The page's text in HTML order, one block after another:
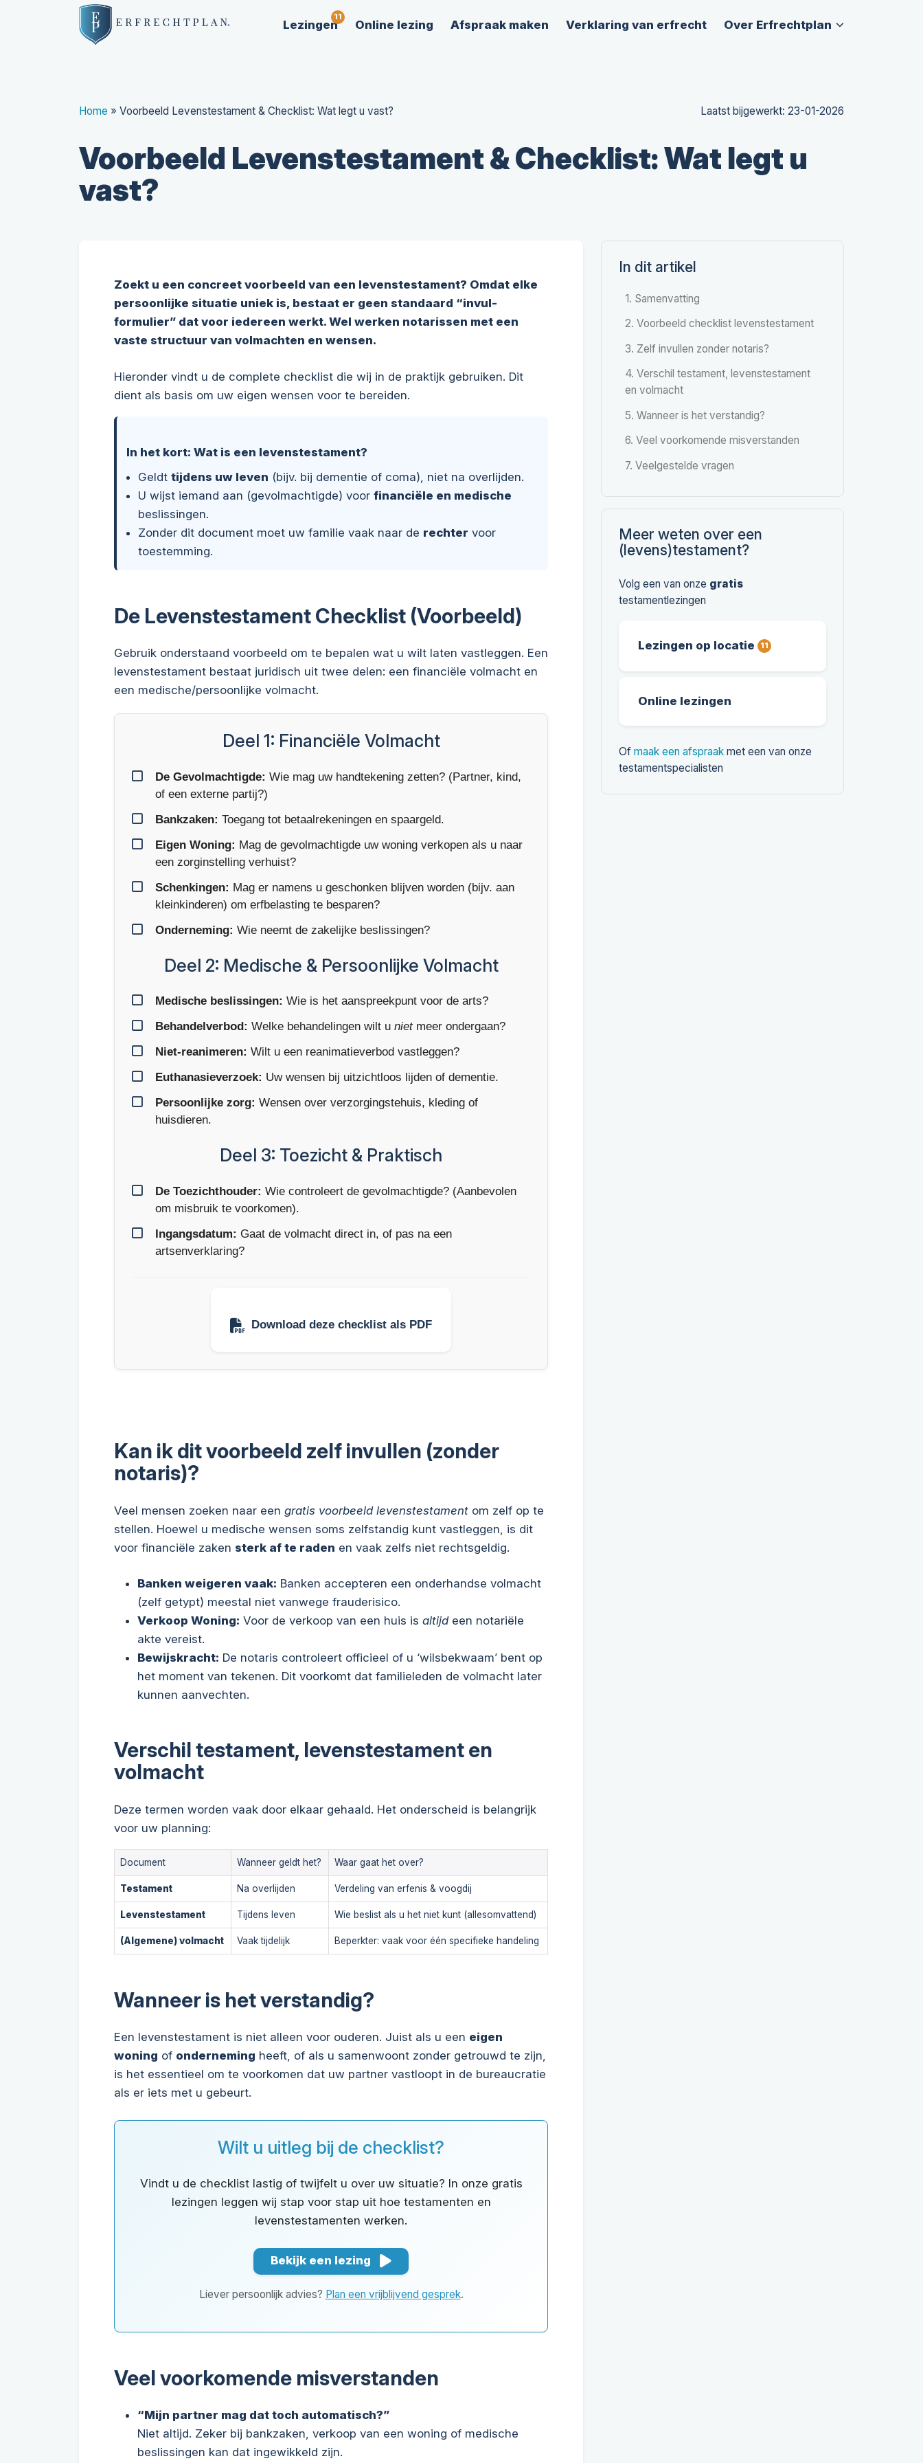
Lezingen Online lezing Afspraak maken Verklaring van erfrecht Over Erfrechtplan
Home » Voorbeeld Levenstestament & Checklist: Wat legt u vast? Laatst bijgewerkt: 23-01-2026
Voorbeeld Levenstestament & Checklist: Wat legt u
vast?
Zoekt u een concreet voorbeeld van een levenstestament? Omdat elke
persoonlijke situatie uniek is, bestaat er geen standaard “invul-
formulier” dat voor iedereen werkt. Wel werken notarissen met een
vaste structuur van volmachten en wensen.
Hieronder vindt u de complete checklist die wij in de praktijk gebruiken. Dit
dient als basis om uw eigen wensen voor te bereiden.
In het kort: Wat is een levenstestament?
Geldt tijdens uw leven (bijv. bij dementie of coma), niet na overlijden.
U wijst iemand aan (gevolmachtigde) voor financiële en medische
beslissingen.
Zonder dit document moet uw familie vaak naar de rechter voor
toestemming.
De Levenstestament Checklist (Voorbeeld)
Gebruik onderstaand voorbeeld om te bepalen wat u wilt laten vastleggen. Een
levenstestament bestaat juridisch uit twee delen: een financiële volmacht en
een medische/persoonlijke volmacht.
Deel 1: Financiële Volmacht
De Gevolmachtigde: Wie mag uw handtekening zetten? (Partner, kind,
of een externe partij?)
Bankzaken: Toegang tot betaalrekeningen en spaargeld.
Eigen Woning: Mag de gevolmachtigde uw woning verkopen als u naar
een zorginstelling verhuist?
Schenkingen: Mag er namens u geschonken blijven worden (bijv. aan
kleinkinderen) om erfbelasting te besparen?
Onderneming: Wie neemt de zakelijke beslissingen?
Deel 2: Medische & Persoonlijke Volmacht
Medische beslissingen: Wie is het aanspreekpunt voor de arts?
Behandelverbod: Welke behandelingen wilt u nietmeer ondergaan?
Niet-reanimeren: Wilt u een reanimatieverbod vastleggen?
Euthanasieverzoek: Uw wensen bij uitzichtloos lijden of dementie.
Persoonlijke zorg: Wensen over verzorgingstehuis, kleding of
huisdieren.
Deel 3: Toezicht & Praktisch
De Toezichthouder: Wie controleert de gevolmachtigde? (Aanbevolen
om misbruik te voorkomen).
Ingangsdatum: Gaat de volmacht direct in, of pas na een
artsenverklaring?
Download deze checklist als PDF
Kan ik dit voorbeeld zelf invullen (zonder
notaris)?
Veel mensen zoeken naar een gratis voorbeeld levenstestamentom zelf op te
stellen. Hoewel u medische wensen soms zelfstandig kunt vastleggen, is dit
voor financiële zaken sterk af te raden en vaak zelfs niet rechtsgeldig.
Banken weigeren vaak: Banken accepteren een onderhandse volmacht
(zelf getypt) meestal niet vanwege frauderisico.
Verkoop Woning: Voor de verkoop van een huis is altijdeen notariële
akte vereist.
Bewijskracht: De notaris controleert officieel of u ‘wilsbekwaam’ bent op
het moment van tekenen. Dit voorkomt dat familieleden de volmacht later
kunnen aanvechten.
Verschil testament, levenstestament en
volmacht
Deze termen worden vaak door elkaar gehaald. Het onderscheid is belangrijk
voor uw planning:
Document Wanneer geldt het? Waar gaat het over?
Testament Na overlijden Verdeling van erfenis & voogdij
Levenstestament Tijdens leven Wie beslist als u het niet kunt (allesomvattend)
(Algemene) volmacht Vaak tijdelijk Beperkter: vaak voor één specifieke handeling
Wanneer is het verstandig?
Een levenstestament is niet alleen voor ouderen. Juist als u een eigen
woning of onderneming heeft, of als u samenwoont zonder getrouwd te zijn,
is het essentieel om te voorkomen dat uw partner vastloopt in de bureaucratie
als er iets met u gebeurt.
Wilt u uitleg bij de checklist?
Vindt u de checklist lastig of twijfelt u over uw situatie? In onze gratis
lezingen leggen wij stap voor stap uit hoe testamenten en
levenstestamenten werken.
Bekijk een lezing
Liever persoonlijk advies? Plan een vrijblijvend gesprek.
Veel voorkomende misverstanden
“Mijn partner mag dat toch automatisch?”
Niet altijd. Zeker bij bankzaken, verkoop van een woning of medische
beslissingen kan dat ingewikkeld zijn.
In dit artikel
1. Samenvatting
2. Voorbeeld checklist levenstestament
3. Zelf invullen zonder notaris?
4. Verschil testament, levenstestament
en volmacht
5. Wanneer is het verstandig?
6. Veel voorkomende misverstanden
7. Veelgestelde vragen
Meer weten over een
(levens)testament?
Volg een van onze gratis
testamentlezingen
Lezingen op locatie 11
Online lezingen
Ofmaak een afspraak met een van onze
testamentspecialisten